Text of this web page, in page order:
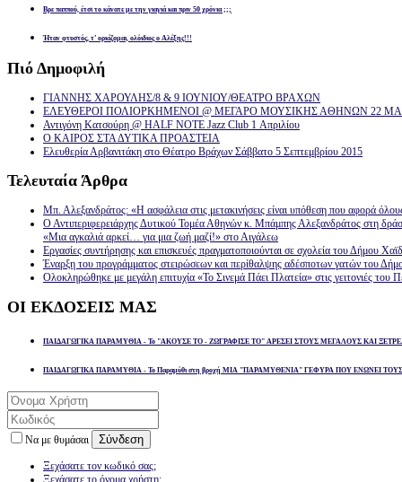
Βρε παππού, έτσι το κάνατε με την γιαγιά και πριν 50 χρόνια ;;;
Ήταν φτυστός, τ’ ορκίζομαι, ολόιδιος ο Αλέξης!!!
Πιό Δημοφιλή
ΓΙΑΝΝΗΣ ΧΑΡΟΥΛΗΣ/8 & 9 ΙΟΥΝΙΟΥ/ΘΕΑΤΡΟ ΒΡΑΧΩΝ
ΕΛΕΥΘΕΡΟΙ ΠΟΛΙΟΡΚΗΜΕΝΟΙ @ ΜΕΓΑΡΟ ΜΟΥΣΙΚΗΣ ΑΘΗΝΩΝ 22
Αντιγόνη Κατσούρη @ HALF NOTE Jazz Club 1 Απριλίου
Ο ΚΑΙΡΟΣ ΣΤΑ ΔΥΤΙΚΑ ΠΡΟΑΣΤΕΙΑ
Ελευθερία Αρβανιτάκη στο Θέατρο Βράχων Σάββατο 5 Σεπτεμβρίου 2015
Τελευταία Άρθρα
Μπ. Αλεξανδράτος: «Η ασφάλεια στις μετακινήσεις είναι υπόθεση που αφορά
Ο Αντιπεριφερειάρχης Δυτικού Τομέα Αθηνών κ. Μπάμπης Αλεξανδράτος στη
«Μια αγκαλιά αρκεί… για μια ζωή μαζί!» στο Αιγάλεω
Εργασίες συντήρησης και επισκευές πραγματοποιούνται σε σχολεία του Δήμου
Έναρξη του προγράμματος στειρώσεων και περίθαλψης αδέσποτων γατών του
Ολοκληρώθηκε με μεγάλη επιτυχία «Το Σινεμά Πάει Πλατεία» στις γειτονιές του
ΟΙ ΕΚΔΟΣΕΙΣ ΜΑΣ
ΠΑΙΔΑΓΩΓΙΚΑ ΠΑΡΑΜΥΘΙΑ - Το "ΑΚΟΥΣΕ ΤΟ - ΖΩΓΡΑΦΙΣΕ ΤΟ" ΑΡΕΣΕΙ ΣΤΟΥΣ ΜΕΓΑΛΟΥΣ ΚΑΙ
ΠΑΙΔΑΓΩΓΙΚΑ ΠΑΡΑΜΥΘΙΑ - Το Παραμύθι στη βροχή ΜΙΑ "ΠΑΡΑΜΥΘΕΝΙΑ" ΓΕΦΥΡΑ ΠΟΥ ΕΝΩΝΕΙ
Να με θυμάσαι Σύνδεση
Ξεχάσατε τον κωδικό σας;
Ξεχάσατε το όνομα χρήστη;